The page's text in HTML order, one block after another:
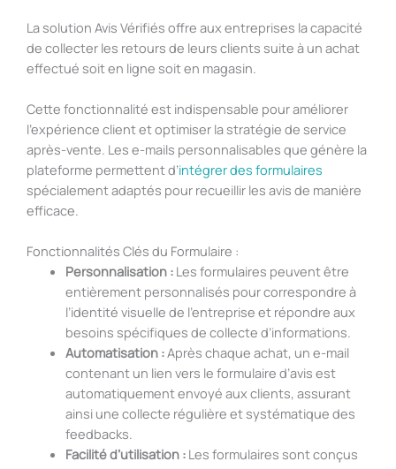
La solution Avis Vérifiés offre aux entreprises la capacité
de collecter les retours de leurs clients suite à un achat
effectué soit en ligne soit en magasin.
Cette fonctionnalité est indispensable pour améliorer
l’expérience client et optimiser la stratégie de service
après-vente. Les e-mails personnalisables que génère la
plateforme permettent d’intégrer des formulaires
spécialement adaptés pour recueillir les avis de manière
efficace.
Fonctionnalités Clés du Formulaire :
Personnalisation :Les formulaires peuvent être
entièrement personnalisés pour correspondre à
l’identité visuelle de l’entreprise et répondre aux
besoins spécifiques de collecte d’informations.
Automatisation :Après chaque achat, un e-mail
contenant un lien vers le formulaire d’avis est
automatiquement envoyé aux clients, assurant
ainsi une collecte régulière et systématique des
feedbacks.
Facilité d’utilisation :Les formulaires sont conçus